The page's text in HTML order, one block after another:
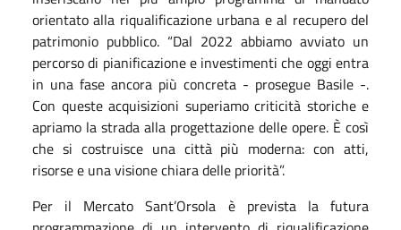
orientato alla riqualificazione urbana e al recupero del
patrimonio pubblico. “Dal 2022 abbiamo avviato un
percorso di pianificazione e investimenti che oggi entra
in una fase ancora più concreta - prosegue Basile -.
Con queste acquisizioni superiamo criticità storiche e
apriamo la strada alla progettazione delle opere. È così
che si costruisce una città più moderna: con atti,
risorse e una visione chiara delle priorità”.
Per il Mercato Sant’Orsola è prevista la futura